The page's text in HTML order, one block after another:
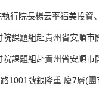
院長楊云率福美投資
題組赴貴州省安順市
題組赴貴州省安順市
號銀隆重 廈7層(團